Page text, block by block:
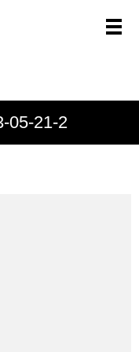
メ
05-21-2